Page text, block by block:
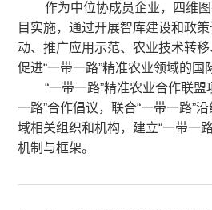
作为中位协成员企业，四维
目实施，通过开展智库建设和政
动、推广应用示范、农业技术转
促进“一带一路”精准农业领域的国
“一带一路”精准农业合作联
一路”合作倡议，联合“一带一路”
域相关组织和机构，建立“一带一
机制与框架。